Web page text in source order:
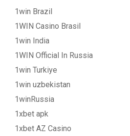
1win Brazil
1WIN Casino Brasil
1win India
1WIN Official In Russia
1win Turkiye
1win uzbekistan
1winRussia
1xbet apk
1xbet AZ Casino